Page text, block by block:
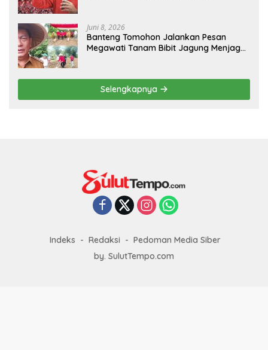
Juni 8, 2026
Banteng Tomohon Jalankan Pesan
Megawati Tanam Bibit Jagung Menjaga
Selengkapnya
Indeks Redaksi
Pedoman Media Siber
by. SulutTempo.com